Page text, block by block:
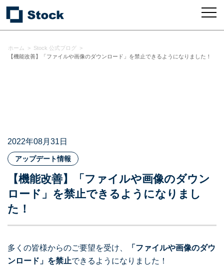
ホーム > Stock 公式ブログ >
【機能改善】「ファイルや画像のダウンロード」を禁止できるようになりました！
2022年08月31日
アップデート情報
【機能改善】「ファイルや画像のダウン
ロード」を禁止できるようになりまし
た！
多くの皆様からのご要望を受け、
「ファイルや画像のダウ
ンロード」を禁止できるようになりました！